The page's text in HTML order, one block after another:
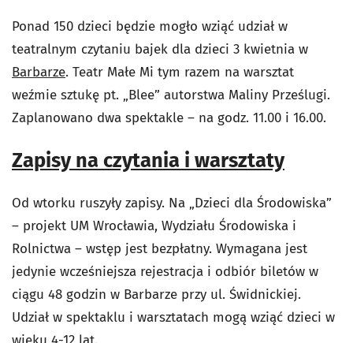
Ponad 150 dzieci będzie mogło wziąć udział w
teatralnym czytaniu bajek dla dzieci 3 kwietnia w
Barbarze. Teatr Małe Mi tym razem na warsztat
weźmie sztukę pt. „Blee” autorstwa Maliny Prześlugi.
Zaplanowano dwa spektakle – na godz. 11.00 i 16.00.
Zapisy na czytania i warsztaty
Od wtorku ruszyły zapisy. Na „Dzieci dla Środowiska”
– projekt UM Wrocławia, Wydziału Środowiska i
Rolnictwa – wstęp jest bezpłatny. Wymagana jest
jedynie wcześniejsza rejestracja i odbiór biletów w
ciągu 48 godzin w Barbarze przy ul. Świdnickiej.
Udział w spektaklu i warsztatach mogą wziąć dzieci w